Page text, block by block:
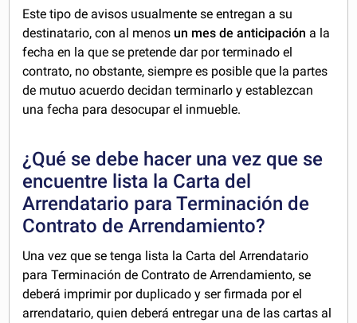
Este tipo de avisos usualmente se entregan a su
destinatario, con al menos un mes de anticipación a la
fecha en la que se pretende dar por terminado el
contrato, no obstante, siempre es posible que la partes
de mutuo acuerdo decidan terminarlo y establezcan
una fecha para desocupar el inmueble.
¿Qué se debe hacer una vez que se
encuentre lista la Carta del
Arrendatario para Terminación de
Contrato de Arrendamiento?
Una vez que se tenga lista la Carta del Arrendatario
para Terminación de Contrato de Arrendamiento, se
deberá imprimir por duplicado y ser firmada por el
arrendatario, quien deberá entregar una de las cartas al